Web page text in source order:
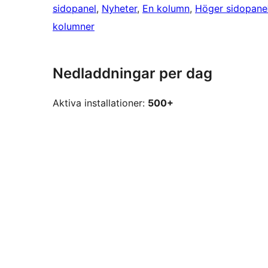
sidopanel, Nyheter, En kolumn, Höger
kolumner
Nedladdningar per dag
Aktiva installationer: 500+